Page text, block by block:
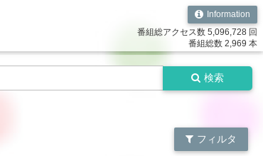
Information
番組総アクセス数 5,096,728 回
番組総数 2,969 本
検索
フィルタ